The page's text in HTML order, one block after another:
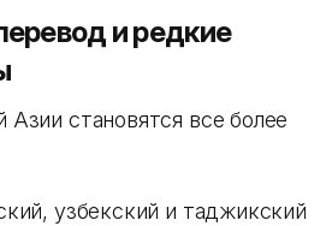
и редкие
становятся все более
узбекский и таджикский